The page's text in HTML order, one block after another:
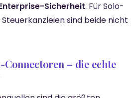
Sicherheit. Für Solo-
sind beide nicht
– die echte